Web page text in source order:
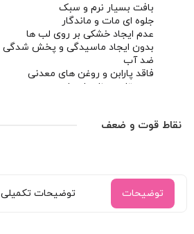
بافت بسیار نرم و سبک
جلوه ای مات و ماندگار
عدم ایجاد خشکی بر روی لب ها
بدون ایجاد ماسیدگی و پخش شدگی
ضد آب
فاقد پارابن و روغن های معدنی
مورد تایید وزات اروپا
نقاط قوت و ضعف
توضیحات توضیحات تکمیلی